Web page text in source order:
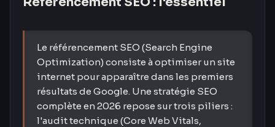
Le référencement SEO (Search Engine
Optimization) consiste à optimiser un site
internet pour apparaître dans les premiers
résultats de Google. Une stratégie SEO
complète en 2026 repose sur trois piliers :
l'audit technique (Core Web Vitals,